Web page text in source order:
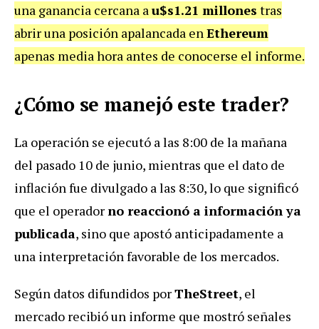
una ganancia cercana au$s1.21 millones tras
abrir una posición apalancada enEthereum
apenas media hora antes de conocerse el informe.
¿Cómo se manejó este trader?
La operación se ejecutó a las 8:00 de la mañana
del pasado 10 de junio, mientras que el dato de
inflación fue divulgado a las 8:30, lo que significó
que el operadorno reaccionó a información ya
publicada, sino que apostó anticipadamente a
una interpretación favorable de los mercados.
Según datos difundidos porTheStreet, el
mercado recibió un informe que mostró señales